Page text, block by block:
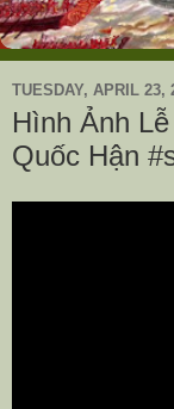
TUESDAY, APRIL 23,
Hình Ảnh
Quốc Hận